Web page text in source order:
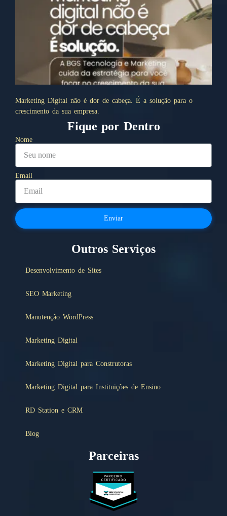
Marketing Digital não é dor de cabeça. É a solução para o
crescimento da sua empresa.
Fique por Dentro
Nome
Email
Enviar
Outros Serviços
Desenvolvimento de Sites
SEO Marketing
Manutenção WordPress
Marketing Digital
Marketing Digital para Construtoras
Marketing Digital para Instituições de Ensino
RD Station e CRM
Blog
Parceiras